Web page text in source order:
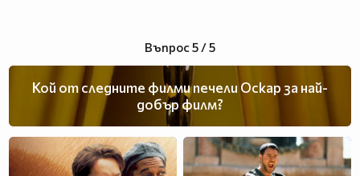
Въпрос 5 / 5
Кой от следните филми печели Оскар за най-
добър филм?